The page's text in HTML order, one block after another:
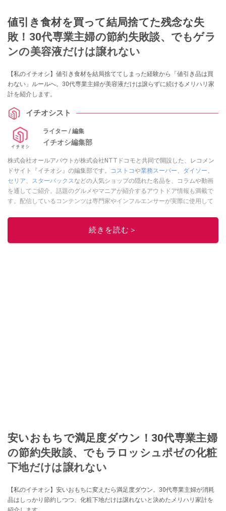
値引き食材を買って結局捨てた残念な失
敗！30代専業主婦の節約失敗談、でもゲラ
ンの美容液だけは譲れない
【私のイチオシ】値引き食材を結局捨ててしまった経験から「値引き品は買
わない」ルールへ。30代専業主婦が美容液だけは譲らずに続けるメリハリ家
計を紹介します。
イチオシスト
ライター / 編集
イチオシ編集部
株式会社オールアバウトが株式会社NTTドコモと共同で開設した、レコメン
ドサイト『イチオシ』の編集部です。
コストコや業務スーパー ダイソー
セリア
スターバックス などの人気ショップの隠れた名品を、コラムや動画
を通してご紹介。話題のグルメやマニアが紹介するアウトドア情報も満載で
す。配信しているコンテンツは専門家やインフルエンサーが実際に使用して
ニュースでフォロー
続きを読む＞
安いおもちで満足度ダウン！30代専業主婦
の節約失敗談、でもラロッシュポゼの化粧
下地だけは譲れない
【私のイチオシ】安いおもちに変えたら満足度ダウン。30代専業主婦が消耗
品はしっかり節約しつつ、化粧下地だけは譲れないと決めたメリハリ家計を